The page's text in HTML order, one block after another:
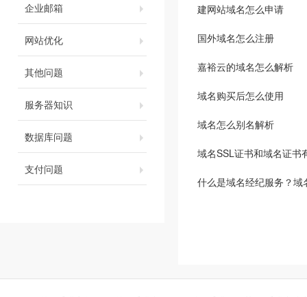
企业邮箱
网站优化
其他问题
服务器知识
数据库问题
支付问题
建网站域名怎么申请
国外域名怎么注册
嘉裕云的域名怎么解析
域名购买后怎么使用
域名怎么别名解析
域名SSL证书和域名证书
什么是域名经纪服务？